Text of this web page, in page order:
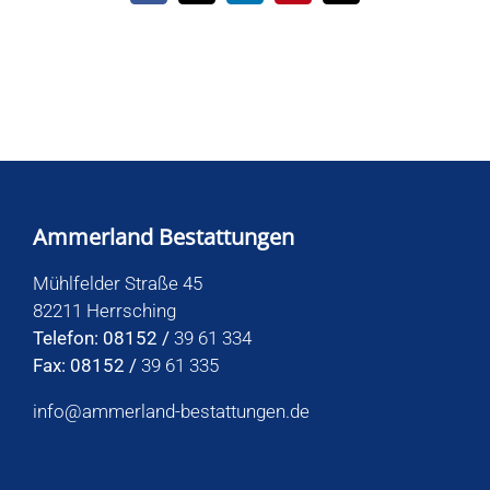
Mail
Ammerland Bestattungen
Mühlfelder Straße 45
82211 Herrsching
Telefon: 08152 / 39 61 334
Fax: 08152 / 39 61 335
info@ammerland-bestattungen.de